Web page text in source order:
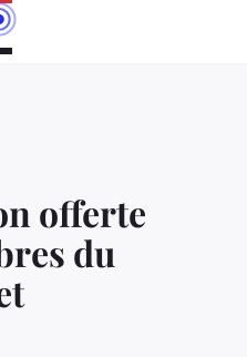
offerte
du